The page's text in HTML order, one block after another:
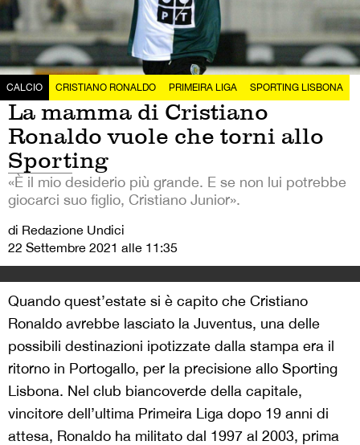
CALCIO CRISTIANO RONALDO PRIMEIRA LIGA SPORTING LISBONA
La mamma di Cristiano
Ronaldo vuole che torni allo
Sporting
«È il mio desiderio più grande. E se non lui potrebbe
giocarci suo figlio, Cristiano Junior».
di Redazione Undici
22 Settembre 2021 alle 11:35
Quando quest’estate si è capito che Cristiano
Ronaldo avrebbe lasciato la Juventus, una delle
possibili destinazioni ipotizzate dalla stampa era il
ritorno in Portogallo, per la precisione allo Sporting
Lisbona. Nel club biancoverde della capitale,
vincitore dell’ultima Primeira Liga dopo 19 anni di
attesa, Ronaldo ha militato dal 1997 al 2003, prima